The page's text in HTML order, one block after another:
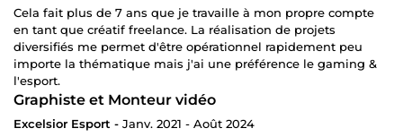
Cela fait plus de 7 ans que je travaille à mon propre compte
en tant que créatif freelance. La réalisation de projets
diversifiés me permet d'être opérationnel rapidement peu
importe la thématique mais j'ai une préférence le gaming &
l'esport.
Graphiste et Monteur vidéo
Excelsior Esport - Janv. 2021 - Août 2024